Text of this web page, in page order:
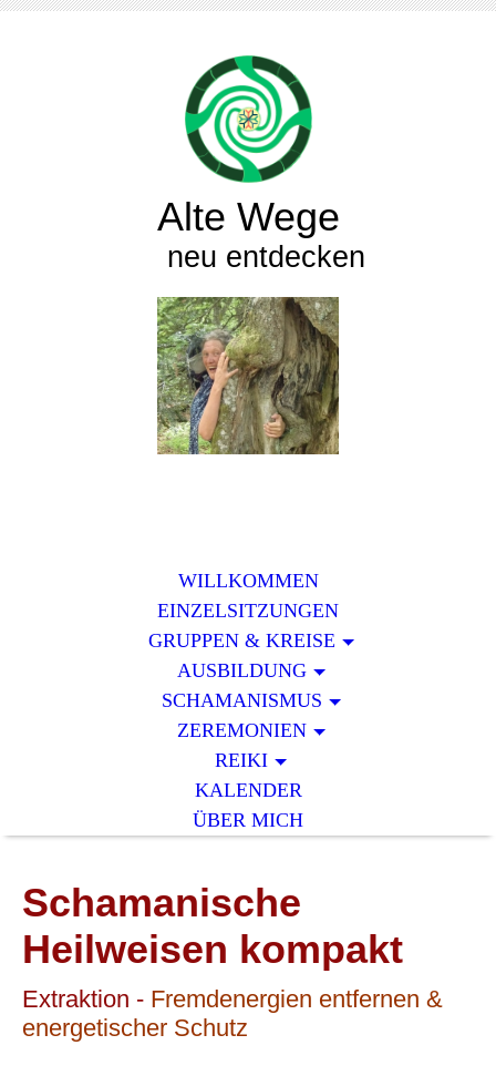
Alte Wege
neu entdecken
WILLKOMMEN
EINZELSITZUNGEN
GRUPPEN & KREISE
AUSBILDUNG
SCHAMANISMUS
ZEREMONIEN
REIKI
KALENDER
ÜBER MICH
Schamanische
Heilweisen kompakt
Extraktion - Fremdenergien entfernen &
energetischer Schutz